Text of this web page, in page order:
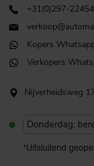
+31(0)297-
Kopers
Verkopers
Nijverheidsweg
Donderdag:
*Uitsluitend